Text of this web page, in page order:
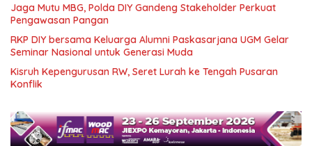
Jaga Mutu MBG, Polda DIY Gandeng Stakeholder Perkuat
Pengawasan Pangan
RKP DIY bersama Keluarga Alumni Paskasarjana UGM Gelar
Seminar Nasional untuk Generasi Muda
Kisruh Kepengurusan RW, Seret Lurah ke Tengah Pusaran
Konflik